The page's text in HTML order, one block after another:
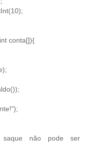
conta[]){
saque não pode ser